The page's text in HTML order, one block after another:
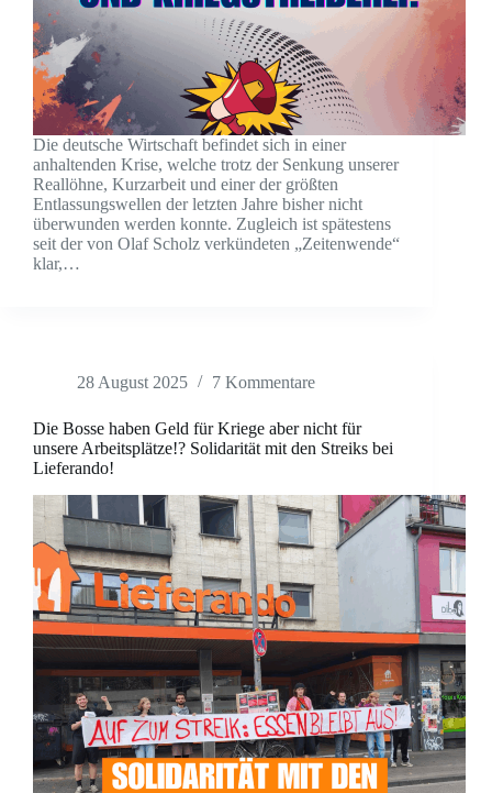
Die deutsche Wirtschaft befindet sich in einer
anhaltenden Krise, welche trotz der Senkung unserer
Reallöhne, Kurzarbeit und einer der größten
Entlassungswellen der letzten Jahre bisher nicht
überwunden werden konnte. Zugleich ist spätestens
seit der von Olaf Scholz verkündeten „Zeitenwende“
klar,…
28 August 2025 7 Kommentare
Die Bosse haben Geld für Kriege aber nicht für
unsere Arbeitsplätze!? Solidarität mit den Streiks bei
Lieferando!